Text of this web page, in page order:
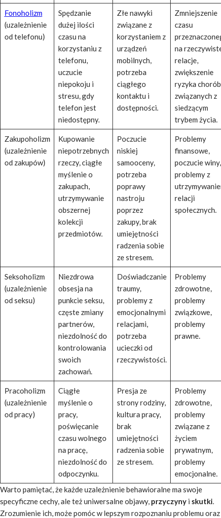
Fonoholizm
(uzależnienie
od telefonu)
Spędzanie
dużej ilości
czasu na
korzystaniu z
telefonu,
uczucie
niepokoju i
stresu, gdy
telefon jest
niedostępny.
Złe nawyki
związane z
korzystaniem z
urządzeń
mobilnych,
potrzeba
ciągłego
kontaktu i
dostępności.
Zmniejszenie
czasu
na
relacje,
zwiększenie
ryzyka chorób
związanych z
siedzącym
trybem życia.
Zakupoholizm
(uzależnienie
od zakupów)
Kupowanie
niepotrzebnych
rzeczy, ciągłe
myślenie o
zakupach,
utrzymywanie
obszernej
kolekcji
przedmiotów.
Poczucie
niskiej
samooceny,
potrzeba
poprawy
nastroju
poprzez
zakupy, brak
umiejętności
radzenia sobie
ze stresem.
Problemy
finansowe,
poczucie winy,
problemy z
relacji
społecznych.
Seksoholizm
(uzależnienie
od seksu)
Niezdrowa
obsesja na
punkcie seksu,
częste zmiany
partnerów,
niezdolność do
kontrolowania
swoich
zachowań.
Doświadczanie
traumy,
problemy z
emocjonalnymi
relacjami,
potrzeba
ucieczki od
rzeczywistości.
Problemy
zdrowotne,
problemy
związkowe,
problemy
prawne.
Pracoholizm
(uzależnienie
od pracy)
Ciągłe
myślenie o
pracy,
poświęcanie
czasu wolnego
na pracę,
niezdolność do
odpoczynku.
Presja ze
strony rodziny,
kultura pracy,
brak
umiejętności
radzenia sobie
ze stresem.
Problemy
zdrowotne,
problemy
związane z
życiem
prywatnym,
problemy
emocjonalne.
Warto pamiętać, że każde uzależnienie behawioralne ma swoje
specyficzne cechy, ale też uniwersalne objawy, przyczyny i skutki.
Zrozumienie ich, może pomóc w lepszym rozpoznaniu problemu oraz